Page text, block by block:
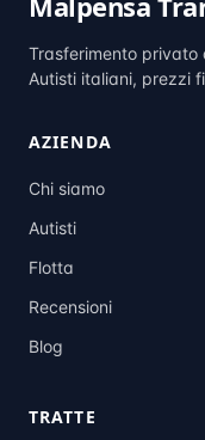
Trasferimento privato
Autisti italiani, prezzi
AZIENDA
Chi siamo
Autisti
Flotta
Recensioni
Blog
TRATTE